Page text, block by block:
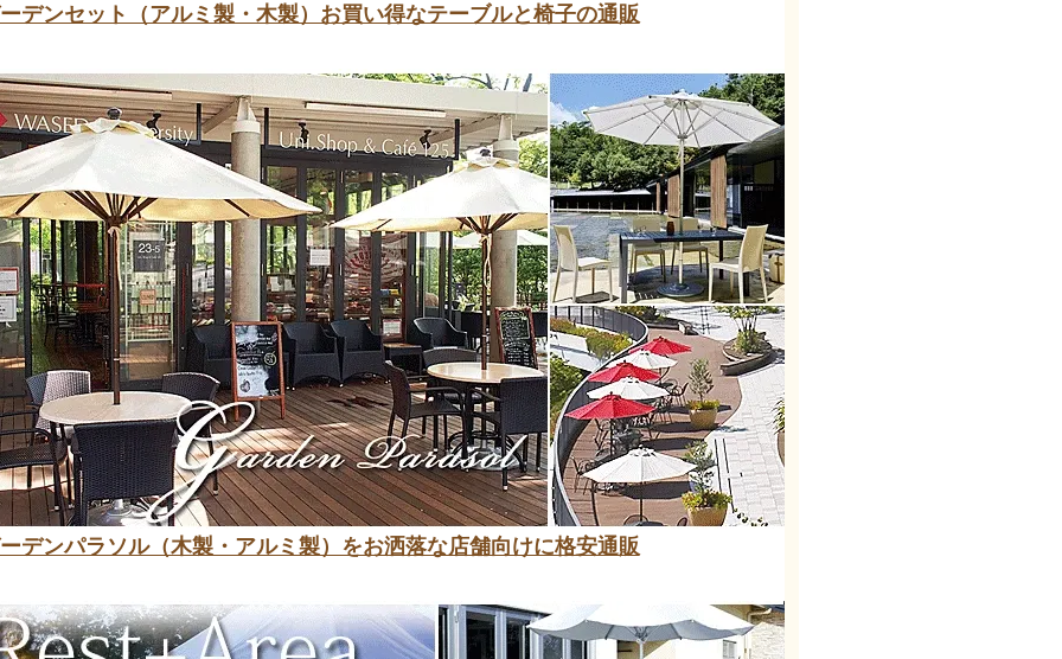
デンセット（アルミ製・木製）お買い得なテーブルと椅子の通販
デンパラソル（木製・アルミ製）をお洒落な店舗向けに格安通販